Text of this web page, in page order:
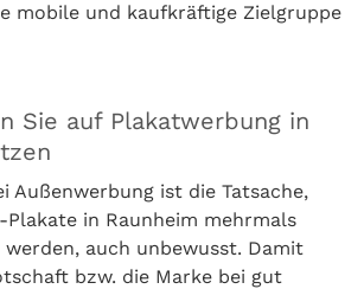
mobile und kaufkräftige Zielgruppe
Sie auf Plakatwerbung in
Außenwerbung ist die Tatsache,
Plakate in Raunheim mehrmals
auch unbewusst. Damit
bzw. die Marke bei gut